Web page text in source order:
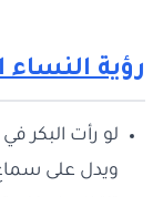
رؤية النساء
لو رأت البكر
ويدل على سماع